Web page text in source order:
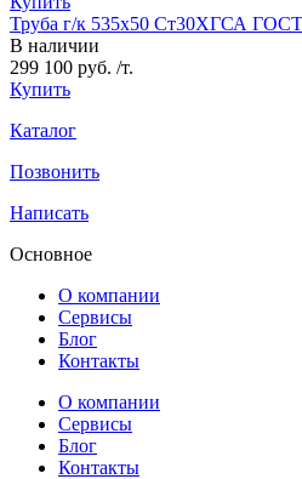
Труба г/к 535х50 Ст30ХГСА
В наличии
299 100 руб. /т.
Купить
Каталог
Позвонить
Написать
Основное
О компании
Сервисы
Блог
Контакты
О компании
Сервисы
Блог
Контакты